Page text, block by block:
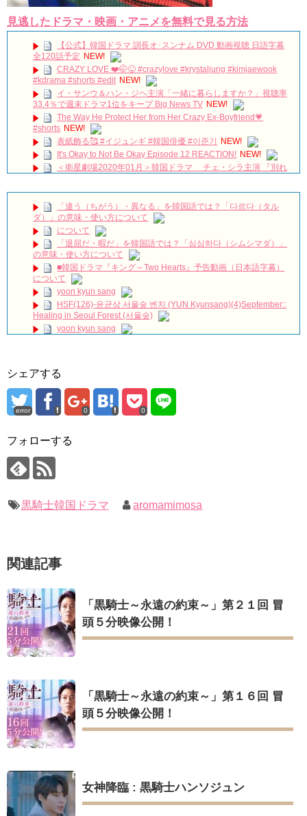
見逃したドラマ・映画・アニメを無料で見る方法
【公式】韓国ドラマ 訓長オ･スンナム DVD 動画視聴 日語字幕
全120話予定 NEW!
CRAZY LOVE ❤️🤭😜 #crazylove #krystaljung #kimjaewook
#kdrama #shorts #edit NEW!
イ・サンウ＆ハン・ジヘ主演「一緒に暮らしますか？」視聴率
33.4％で週末ドラマ1位をキープ Big News TV NEW!
The Way He Protect Her from Her Crazy Ex-Boyfriend💗
#shorts NEW!
表紙飾る🥰 #イジュンギ #韓国俳優 #이준기
NEW!
It's Okay to Not Be Okay Episode 12 REACTION! NEW!
＜衛星劇場2020年01月＞韓国ドラマ チェ・シラ主演 『別れ
kimyoungkwang evilive walkingonthinice trigger somebody 김
영광 คิมยองกวัง 金英光 キムヨングァン кименкван KYKpro
NEW!
「七日の王妃」チャンソン（２ＰＭ） インタビュー 7/3発売
ＤＶＤＳＥＴ１映像特典より
NEW!
First Snow Promise: Love Returns in Winter #kdrama
#kdramashorts #koreandrama #koreandrama24/7 NEW!
이민호 Lee Min Ho イ・ミンホ 李敏鎬 Ли Мин Хо ลีมินโฮ NEW!
[Secrets and Lies] EP21, Preview, 비밀과 거짓말
20180723 NEW!
ハン・ヘジン 한혜진 – (선공개) 강남 3대 얼짱 출신 &#39;한혜진
언니&#39; (ft. 도여니의 학창시절) | 편 먹고 갈래요? 밥블레스유 2
bobblessyou2 EP.18
한가인 –
レンタル開始！
(ENG SUB) Behind The Scene Hyun Bin 현빈❤️ 손예진 Son Ye
ユン・ギュンサン、番組にも登場した愛猫が急死…イ・ソンギ
キングを一部公開（DVD-SET2特典映像より）
Powered by livedoor 相互RSS
「違う（ちがう）・異なる」を韓国語では？「다르다（タル
ダ）」の意味・使い方について
について
「退屈だ・暇だ」を韓国語では？「심심하다（シムシマダ）」
の意味・使い方について
■韓国ドラマ『キング～Two Hearts』予告動画（日本語字幕）
について
yoon kyun sang
HSF(126)-윤균상 서울숲 벤치 (YUN Kyunsang)(4)September::
Healing in Seoul Forest (서울숲)
yoon kyun sang
九尾狐外伝 メイキング03 ハン・イェスル
チョ・ヒョンジェ 조현재 九尾狐外伝 制作発表会
キム・テヒの弟イ・ワン♥イ・ボミ、今日（28日）結婚……
「まず熱く掃除せよ」女優キム・ユジョン、「健康がとても回
【裏芸能】キムユジョンの熱愛彼氏はあの大物俳優
いでしょ？” Big News TV
幻の王女チャミョンゴ エンディング
か」出演で話題 Big News TV
Powered by livedoor 相互RSS
シェアする
error 0 0
フォローする
黒騎士韓国ドラマ aromamimosa
関連記事
「黒騎士～永遠の約束～」第２１回 冒
頭５分映像公開！
「黒騎士～永遠の約束～」第１６回 冒
頭５分映像公開！
女神降臨 : 黒騎士ハンソジュン